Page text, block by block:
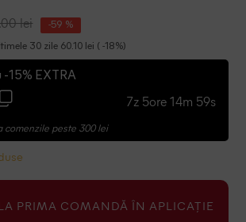
lei -59 %
30 zile 60.10 lei ( -18%)
-15% EXTRA
7z 5ore 14m 58s
comenzile peste 300 lei
PRIMA COMANDĂ ÎN APLICAȚIE